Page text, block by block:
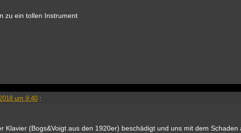
zu ein tollen Instrument
um 9:40 :
Klavier (Bogs&Voigt aus den 1920er) beschädigt und uns mit dem Schaden